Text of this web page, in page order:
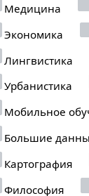
Медицина
Экономика
Лингвистика
Урбанистика
Мобильное
Большие
Картография
Философия